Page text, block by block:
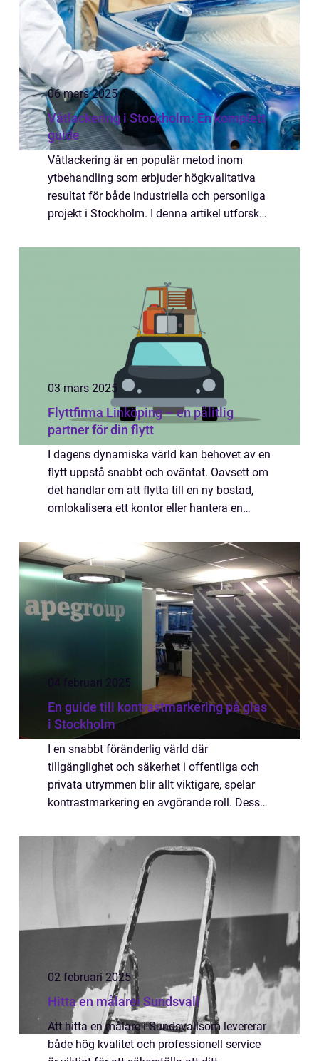
06 mars 2025
Våtlackering i Stockholm: En komplett
guide
Våtlackering är en populär metod inom
ytbehandling som erbjuder högkvalitativa
resultat för både industriella och personliga
projekt i Stockholm. I denna artikel utforskar
03 mars 2025
Flyttfirma Linköping – en pålitlig
partner för din flytt
I dagens dynamiska värld kan behovet av en
flytt uppstå snabbt och oväntat. Oavsett om
det handlar om att flytta till en ny bostad,
omlokalisera ett kontor eller hantera en
ha ...
04 februari 2025
En guide till kontrastmarkering på glas
i Stockholm
I en snabbt föränderlig värld där
tillgänglighet och säkerhet i offentliga och
privata utrymmen blir allt viktigare, spelar
kontrastmarkering en avgörande roll. Dessa
f&...
02 februari 2025
Hitta en målarei Sundsvall
Att hitta en målare i Sundsvallsom levererar
både hög kvalitet och professionell service